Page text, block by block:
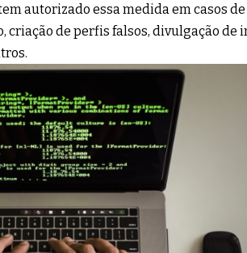
autorizado essa medida em casos de
criação de perfis falsos, divulgação de